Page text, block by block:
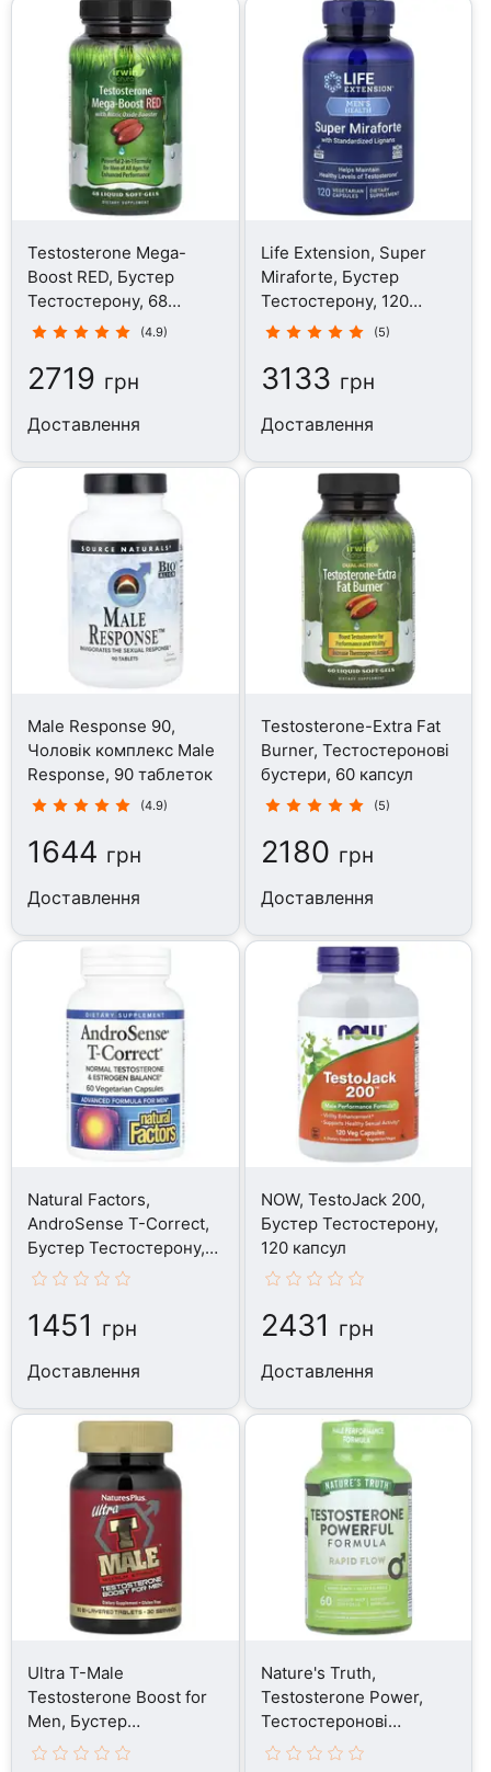
Testosterone Mega-
Boost RED, Бустер
Тестостерону, 68
капсул
(4.9)
2719 грн
Доставлення
Life Extension, Super
Miraforte, Бустер
Тестостерону, 120
капсул
(5)
3133 грн
Доставлення
Male Response 90,
Чоловік комплекс Male
Response, 90 таблеток
(4.9)
1644 грн
Доставлення
Testosterone-Extra Fat
Burner, Тестостеронові
бустери, 60 капсул
(5)
2180 грн
Доставлення
Natural Factors,
AndroSense T-Correct,
Бустер Тестостерону,
60 капсул
1451 грн
Доставлення
NOW, TestoJack 200,
Бустер Тестостерону,
120 капсул
2431 грн
Доставлення
Ultra T-Male
Testosterone Boost for
Men, Бустер
Тестостерону, 60
Nature's Truth,
Testosterone Power,
Тестостеронові
бустери, 60 капсул